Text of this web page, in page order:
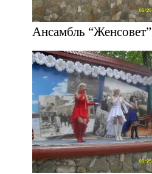
Ансамбль “Женсовет”